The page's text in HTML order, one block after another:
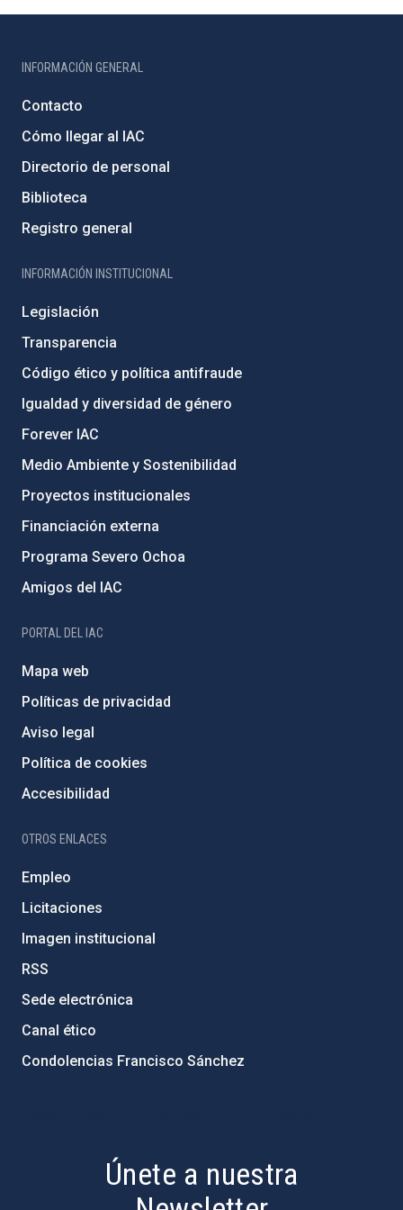
INFORMACIÓN GENERAL
Contacto
Cómo llegar al IAC
Directorio de personal
Biblioteca
Registro general
INFORMACIÓN INSTITUCIONAL
Legislación
Transparencia
Código ético y política antifraude
Igualdad y diversidad de género
Forever IAC
Medio Ambiente y Sostenibilidad
Proyectos institucionales
Financiación externa
Programa Severo Ochoa
Amigos del IAC
PORTAL DEL IAC
Mapa web
Políticas de privacidad
Aviso legal
Política de cookies
Accesibilidad
OTROS ENLACES
Empleo
Licitaciones
Imagen institucional
RSS
Sede electrónica
Canal ético
Condolencias Francisco Sánchez
Únete a nuestra